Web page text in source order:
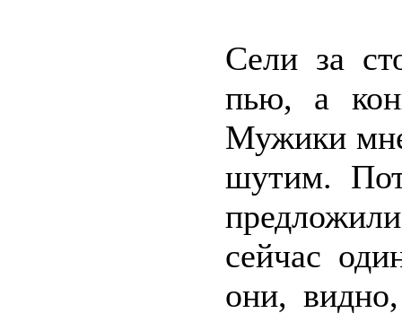
Сели за
пью, а
Мужики
шутим.
сейчас
они,